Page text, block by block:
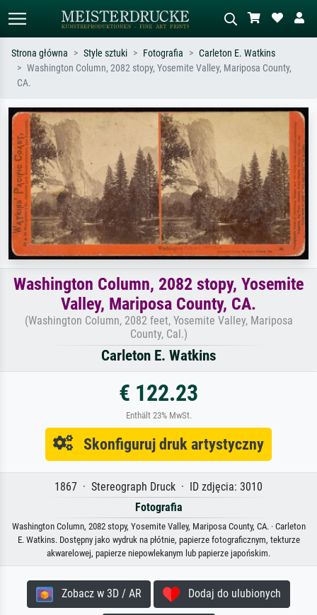
Monet, Gwiaździsta noc,
impresjonizm, fala Hokusaia, akt.
abstrakcja z czerwienią, ciemny olej,
stojący akt obok drzewa.
Strona główna Style sztuki Fotografia
Carleton E. Watkins
Washington Column, 2082 stopy, Yosemite Valley, Mariposa County,
CA.
Washington Column, 2082 stopy, Yosemite
Valley, Mariposa County, CA.
(Washington Column, 2082 feet, Yosemite Valley, Mariposa
County, Cal.)
Carleton E. Watkins
€ 122.23
Enthält 23% MwSt.
Skonfiguruj druk artystyczny
1867 · Stereograph Druck · ID zdjęcia: 3010
Fotografia
Washington Column, 2082 stopy, Yosemite Valley, Mariposa County, CA. · Carleton
E. Watkins. Dostępny jako wydruk na płótnie, papierze fotograficznym, tekturze
akwarelowej, papierze niepowlekanym lub papierze japońskim.
Zobacz w 3D / AR Dodaj do ulubionych